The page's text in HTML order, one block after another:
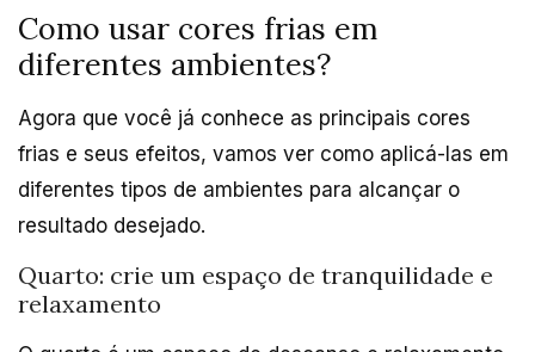
Como usar cores frias em
diferentes ambientes?
Agora que você já conhece as principais cores
frias e seus efeitos, vamos ver como aplicá-las em
diferentes tipos de ambientes para alcançar o
resultado desejado.
Quarto: crie um espaço de tranquilidade e
relaxamento